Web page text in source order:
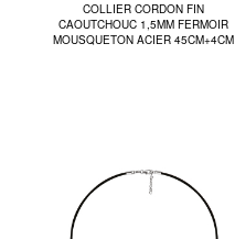
COLLIER CORDON FIN
CAOUTCHOUC 1,5MM FERMOIR
MOUSQUETON ACIER 45CM+4CM